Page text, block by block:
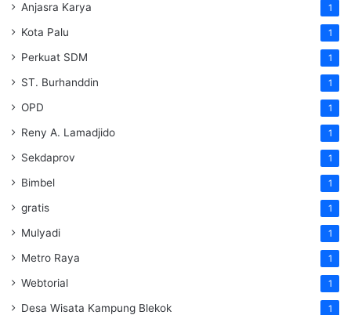
Anjasra Karya 1
Kota Palu 1
Perkuat SDM 1
ST. Burhanddin 1
OPD 1
Reny A. Lamadjido 1
Sekdaprov 1
Bimbel 1
gratis 1
Mulyadi 1
Metro Raya 1
Webtorial 1
Desa Wisata Kampung Blekok 1